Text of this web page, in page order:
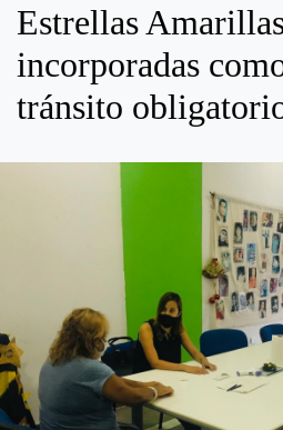
Estrellas
incorporadas
tránsito